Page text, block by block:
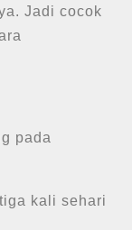
Jadi cocok
pada
kali sehari